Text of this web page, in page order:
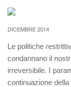
DICEMBRE 2014
Le politiche
condannano il
irreversibile. I
continuazione